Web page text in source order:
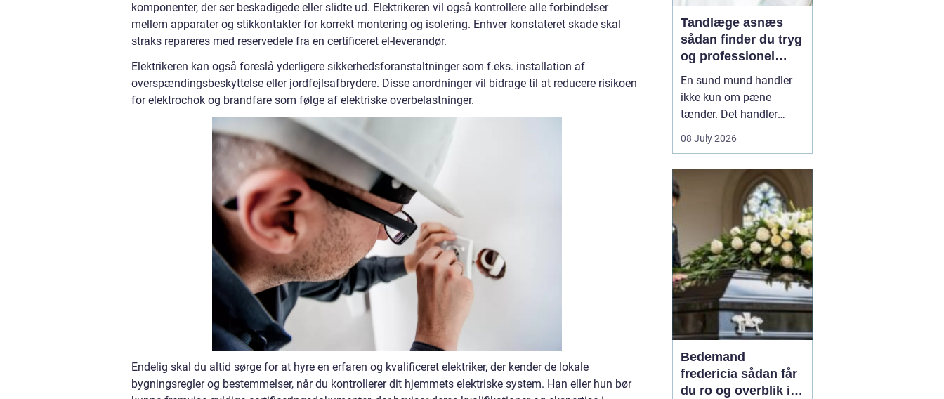
komponenter, der ser beskadigede eller slidte ud. Elektrikeren vil også kontrollere alle forbindelser
mellem apparater og stikkontakter for korrekt montering og isolering. Enhver konstateret skade skal
straks repareres med reservedele fra en certificeret el-leverandør.
Elektrikeren kan også foreslå yderligere sikkerhedsforanstaltninger som f.eks. installation af
overspændingsbeskyttelse eller jordfejlsafbrydere. Disse anordninger vil bidrage til at reducere risikoen
for elektrochok og brandfare som følge af elektriske overbelastninger.
Endelig skal du altid sørge for at hyre en erfaren og kvalificeret elektriker, der kender de lokale
bygningsregler og bestemmelser, når du kontrollerer dit hjemmets elektriske system. Han eller hun bør
Tandlæge asnæs
sådan finder du tryg
og professionel
tandpleje
En sund mund handler
ikke kun om pæne
tænder. Det handler
også om at kunne spise
uden smerter, tale frit og
bekymret. For mange i
og omkring Asnæs kan
det dog være en
udfordring at finde den
rette tandlæge, især hvis
man har haft d...
08 July 2026
Bedemand
fredericia sådan får
du ro og overblik i